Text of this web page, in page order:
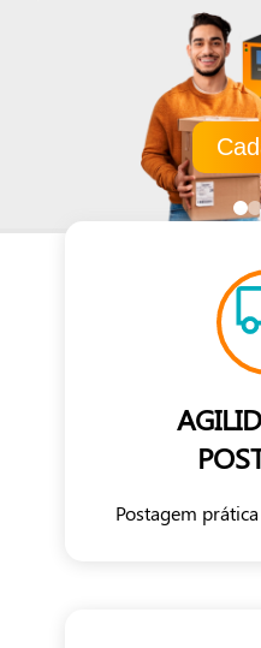
Postagem